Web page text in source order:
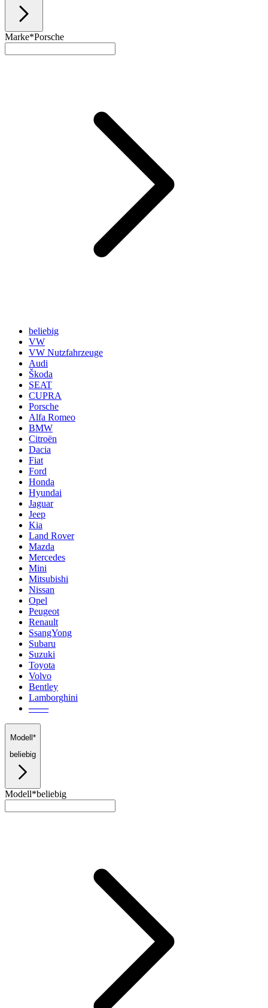
Marke*Porsche
beliebig
VW
VW Nutzfahrzeuge
Audi
Škoda
SEAT
CUPRA
Porsche
Alfa Romeo
BMW
Citroën
Dacia
Fiat
Ford
Honda
Hyundai
Jaguar
Jeep
Kia
Land Rover
Mazda
Mercedes
Mini
Mitsubishi
Nissan
Opel
Peugeot
Renault
SsangYong
Subaru
Suzuki
Toyota
Volvo
Bentley
Lamborghini
───
Modell*
beliebig
Modell*beliebig